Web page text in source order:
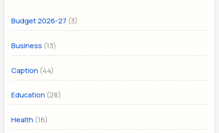
Budget 2026-27 (3)
Business (13)
Caption (44)
Education (28)
Health (16)